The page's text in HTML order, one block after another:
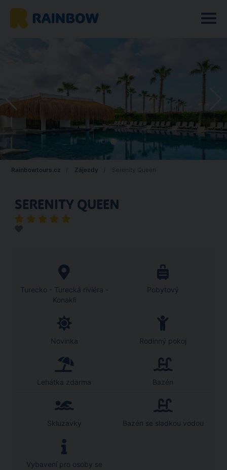
Rainbowtours.cz Zájezdy
SERENITY QUEEN
Turecko - Turecká riviéra -
Konakli
Pobytový
Novinka Rodinný pokoj
Lehátka zdarma Bazén
Skluzavky Bazén se sladkou vodou
Vybavení pro osoby se